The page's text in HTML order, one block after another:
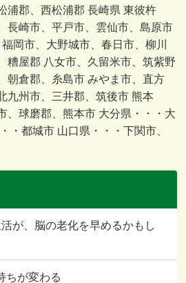
浦郡、西松浦郡 長崎県 東彼杵
長崎市、平戸市、雲仙市、島原市
岡市、大野城市、春日市、柳川
糟屋郡 八女市、久留米市、筑紫野
朝倉郡、糸島市 みやま市、直方
九州市、三井郡、筑後市 熊本
、球磨郡、熊本市 大分県・・・大
・都城市 山口県・・・下関市、
が、脳の老化を早めるかもし
ちが変わる